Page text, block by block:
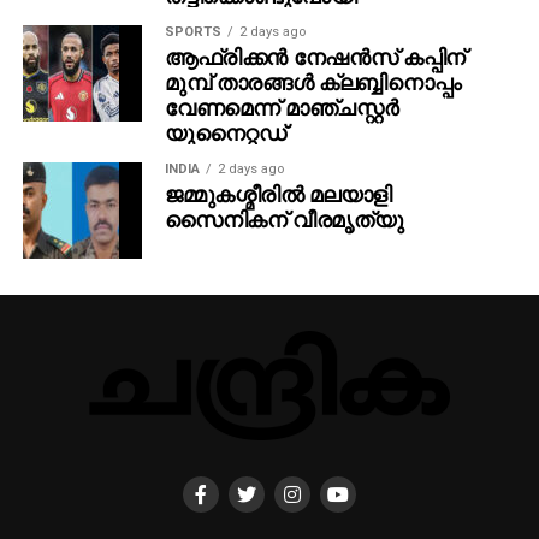
ധാരണയായി.
SPORTS 2 days ago
ആഫ്രിക്കൻ നേഷൻസ് കപ്പിന്
മുമ്പ് താരങ്ങൾ ക്ലബ്ബിനൊപ്പം
വേണമെന്ന് മാഞ്ചസ്റ്റർ
യുനൈറ്റഡ്
INDIA 2 days ago
ജമ്മുകശ്മീരില്‍ മലയാളി
സൈനികന് വീരമൃത്യു